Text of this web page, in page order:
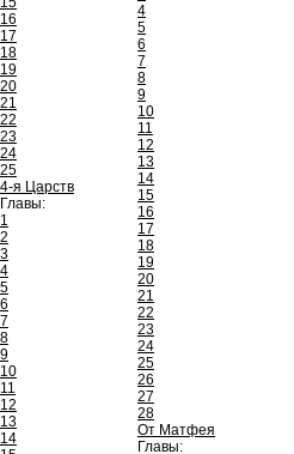
16
17
18
19
20
21
22
23
24
25
4-я Царств
Главы:
1
2
3
4
5
6
7
8
9
10
11
12
13
14
4
5
6
7
8
9
10
11
12
13
14
15
16
17
18
19
20
21
22
23
24
25
26
27
28
От Матфея
Главы: